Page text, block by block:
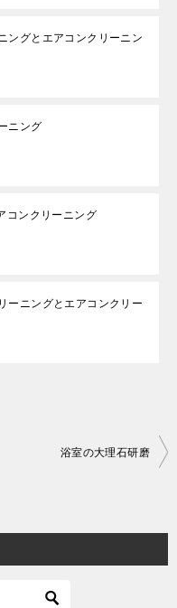
ングとエアコンクリーニン
ニング
コンクリーニング
ーニングとエアコンクリー
浴室の大理石研磨